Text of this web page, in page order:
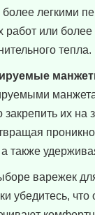
легкими
работ или
тепла.
закрепить их на
а также
варежек
убедитесь, что